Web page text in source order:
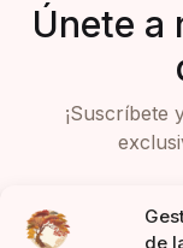
de
Únete a
¡Suscríbete